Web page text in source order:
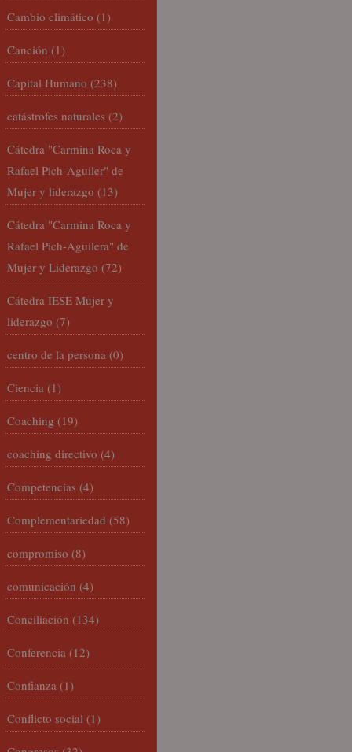
Cambio climático (1)
Canción (1)
Capital Humano (238)
catástrofes naturales (2)
Cátedra "Carmina Roca y
Rafael Pich-Aguiler" de
Mujer y liderazgo (13)
Cátedra "Carmina Roca y
Rafael Pich-Aguilera" de
Mujer y Liderazgo (72)
Cátedra IESE Mujer y
liderazgo (7)
centro de la persona (0)
Ciencia (1)
Coaching (19)
coaching directivo (4)
Competencias (4)
Complementariedad (58)
compromiso (8)
comunicación (4)
Conciliación (134)
Conferencia (12)
Confianza (1)
Conflicto social (1)